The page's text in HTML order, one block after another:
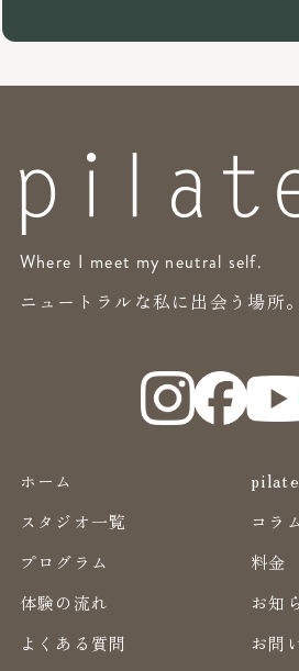
Where I meet my neutral self.
ニュートラルな私に出会う場所。
ホーム
スタジオ一覧
コラ
プログラム
料金
体験の流れ
お知
よくある質問
お問